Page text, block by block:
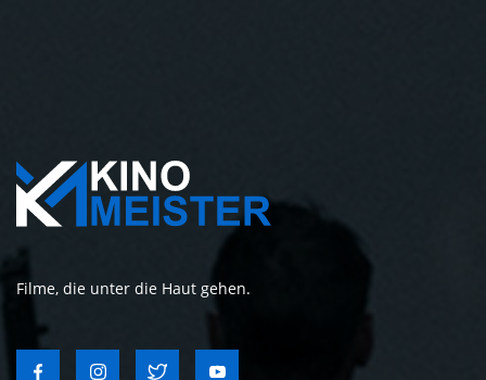
Filme, die unter die Haut gehen.